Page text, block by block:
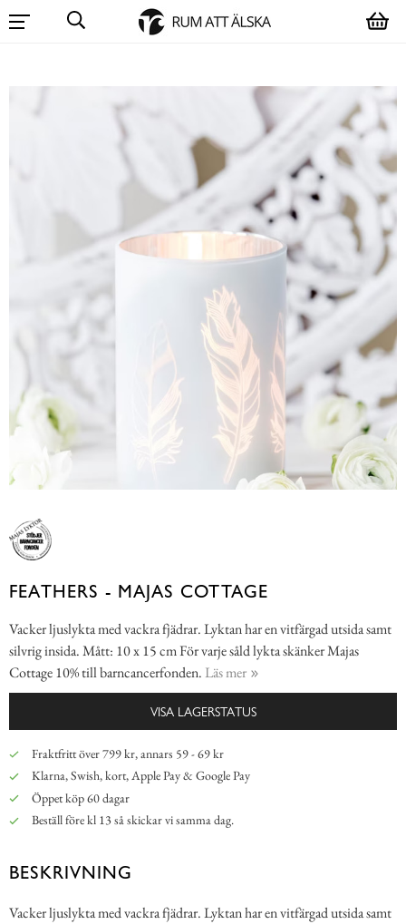
FEATHERS - MAJAS COTTAGE
Vacker ljuslykta med vackra fjädrar. Lyktan har en vitfärgad utsida samt
silvrig insida. Mått: 10 x 15 cm För varje såld lykta skänker Majas
Cottage 10% till barncancerfonden. Läs mer
VISA LAGERSTATUS
Fraktfritt över 799 kr, annars 59 - 69 kr
Klarna, Swish, kort, Apple Pay & Google Pay
Öppet köp 60 dagar
Beställ före kl 13 så skickar vi samma dag.
BESKRIVNING
Vacker ljuslykta med vackra fjädrar. Lyktan har en vitfärgad utsida samt